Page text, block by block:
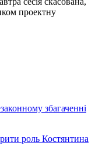
проектну
збагаченні
роль Костянтина